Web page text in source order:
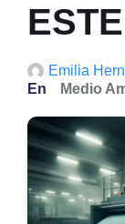
Emilia
En
Medio